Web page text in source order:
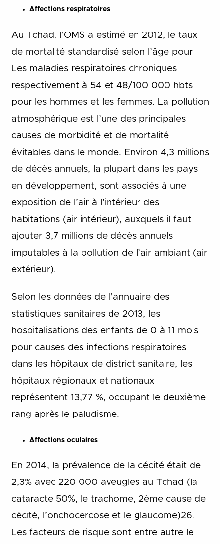
Affections respiratoires
Au Tchad, l’OMS a estimé en 2012, le taux
de mortalité standardisé selon l’âge pour
Les maladies respiratoires chroniques
respectivement à 54 et 48/100 000 hbts
pour les hommes et les femmes. La pollution
atmosphérique est l’une des principales
causes de morbidité et de mortalité
évitables dans le monde. Environ 4,3 millions
de décès annuels, la plupart dans les pays
en développement, sont associés à une
exposition de l’air à l’intérieur des
habitations (air intérieur), auxquels il faut
ajouter 3,7 millions de décès annuels
imputables à la pollution de l’air ambiant (air
extérieur).
Selon les données de l’annuaire des
statistiques sanitaires de 2013, les
hospitalisations des enfants de 0 à 11 mois
pour causes des infections respiratoires
dans les hôpitaux de district sanitaire, les
hôpitaux régionaux et nationaux
représentent 13,77 %, occupant le deuxième
rang après le paludisme.
Affections oculaires
En 2014, la prévalence de la cécité était de
2,3% avec 220 000 aveugles au Tchad (la
cataracte 50%, le trachome, 2ème cause de
cécité, l’onchocercose et le glaucome)26.
Les facteurs de risque sont entre autre le